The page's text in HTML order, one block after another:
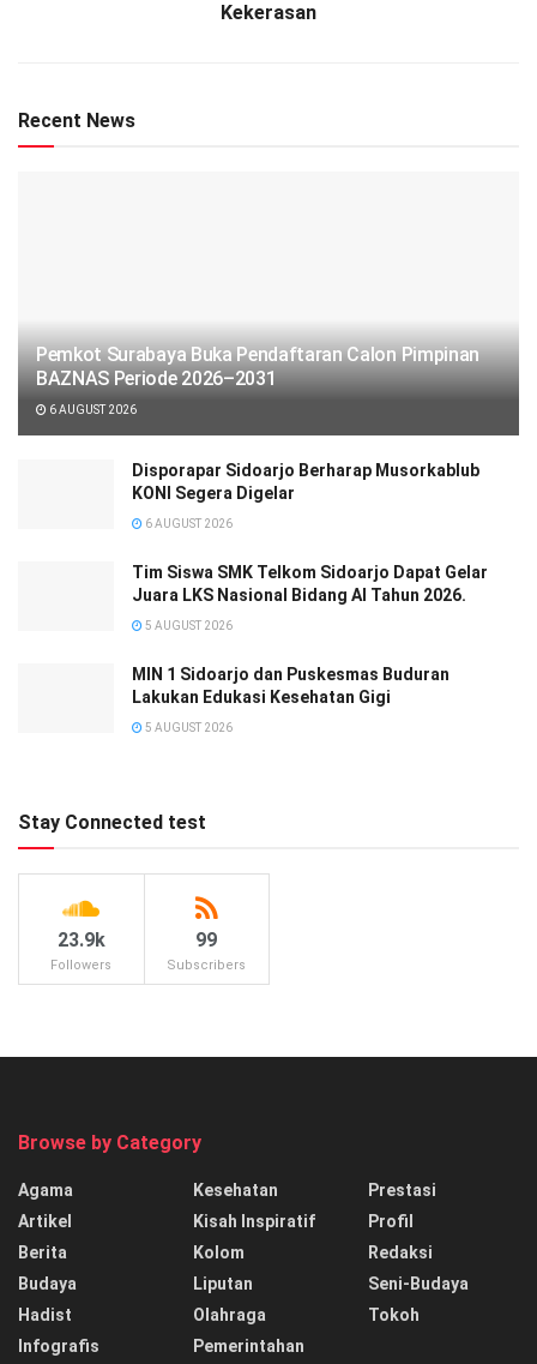
Kekerasan
Recent News
Pemkot Surabaya Buka Pendaftaran Calon Pimpinan
BAZNAS Periode 2026–2031
6 AUGUST 2026
Disporapar Sidoarjo Berharap Musorkablub
KONI Segera Digelar
6 AUGUST 2026
Tim Siswa SMK Telkom Sidoarjo Dapat Gelar
Juara LKS Nasional Bidang AI Tahun 2026.
5 AUGUST 2026
MIN 1 Sidoarjo dan Puskesmas Buduran
Lakukan Edukasi Kesehatan Gigi
5 AUGUST 2026
Stay Connected test
23.9k
Followers
99
Subscribers
Browse by Category
Agama
Artikel
Berita
Budaya
Hadist
Infografis
Kesehatan
Kisah Inspiratif
Kolom
Liputan
Olahraga
Pemerintahan
Prestasi
Profil
Redaksi
Seni-Budaya
Tokoh